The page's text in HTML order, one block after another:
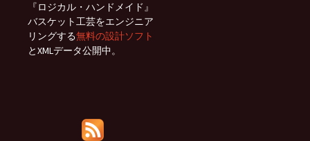
『ロジカル・ハンドメイド』
バスケット工芸をエンジニア
リングする無料の設計ソフト
とXMLデータ公開中。